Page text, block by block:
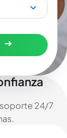
24/7